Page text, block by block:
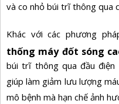
và co nhỏ búi trĩ thông qua
Khác với các phương
thống máy đốt sóng
búi trĩ thông qua đầu điện
giúp làm giảm lưu lượng
mô bệnh mà hạn chế ảnh